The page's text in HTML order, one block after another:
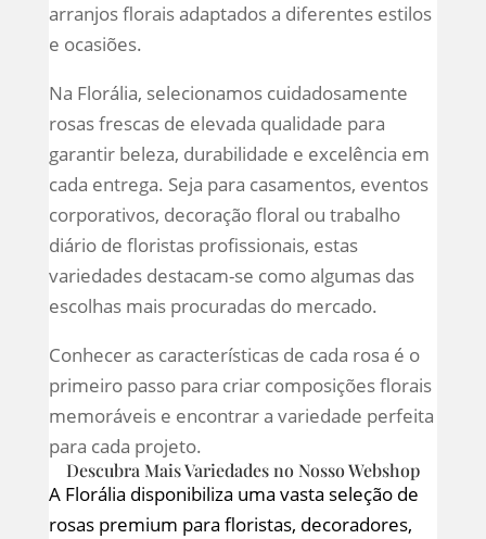
arranjos florais adaptados a diferentes estilos
e ocasiões.
Na Florália, selecionamos cuidadosamente
rosas frescas de elevada qualidade para
garantir beleza, durabilidade e excelência em
cada entrega. Seja para casamentos, eventos
corporativos, decoração floral ou trabalho
diário de floristas profissionais, estas
variedades destacam-se como algumas das
escolhas mais procuradas do mercado.
Conhecer as características de cada rosa é o
primeiro passo para criar composições florais
memoráveis e encontrar a variedade perfeita
para cada projeto.
Descubra Mais Variedades no Nosso Webshop
A Florália disponibiliza uma vasta seleção de
rosas premium para floristas, decoradores,